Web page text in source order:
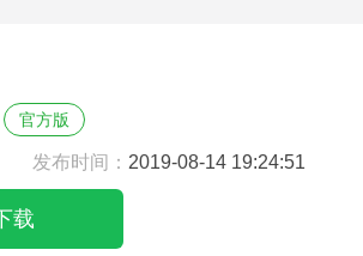
官方版
发布时间： 2019-08-14 19:24:51
载